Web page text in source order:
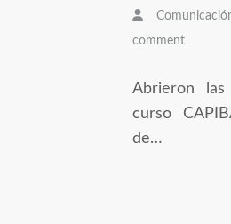
comment
Abrieron
curso
de…